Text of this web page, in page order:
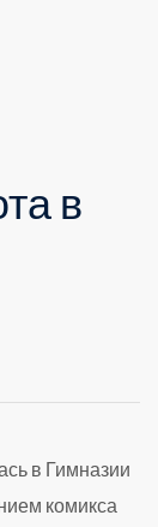
в
в Гимназии
комикса